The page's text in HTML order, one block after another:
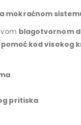
mokraćnom
blagotvornom
kod visokog
pritiska